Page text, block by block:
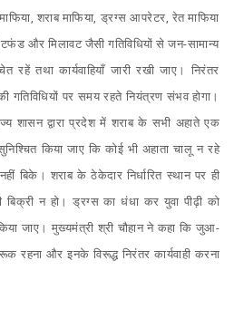
शराब माफिया, ड्रग्स आपरेटर, रेत माफिया
और मिलावट जैसी गतिविधियों से जन-सामान्य
तथा कार्यवाहियाँ जारी रखी जाए। निरंतर
गतिविधियों पर समय रहते नियंत्रण संभव होगा।
शासन द्वारा प्रदेश में शराब के सभी अहाते एक
किया जाए कि कोई भी अहाता चालू न रहे
बिके। शराब के ठेकेदार निर्धारित स्थान पर ही
बिक्री न हो। ड्रग्स का धंधा कर युवा पीढ़ी को
जाए। मुख्यमंत्री श्री चौहान ने कहा कि जुआ-
रहना और इनके विरूद्ध निरंतर कार्यवाही करना